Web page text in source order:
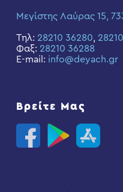
Μεγίστης Λαύρας 15,
Τηλ: 28210 36280,
Φαξ: 28210 36288
E-mail: info@deyach.gr
Βρείτε Μας